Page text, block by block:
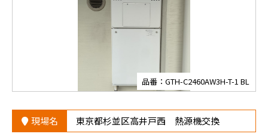
品番：GTH-C2460AW3H-T-1 BL
現場名 東京都杉並区高井戸西 熱源機交換